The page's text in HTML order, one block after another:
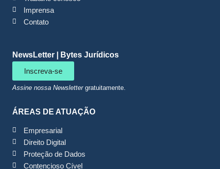
Imprensa
Contato
NewsLetter | Bytes Jurídicos
Inscreva-se
Assine nossa Newslettergratuitamente.
ÁREAS DE ATUAÇÃO
Empresarial
Direito Digital
Proteção de Dados
Contencioso Cível